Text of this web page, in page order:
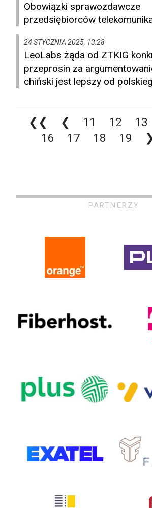
Obowiązki sprawozdawcze
przedsiębiorców
24 STYCZNIA 2025, 13:28
LeoLabs żąda od ZTKIG
przeprosin za
chiński jest lepszy od
❮❮ ❮ 11 12 13
16
17 18 19
PARTNERZY